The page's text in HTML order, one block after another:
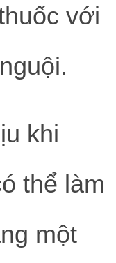
với
khi
thể làm
một